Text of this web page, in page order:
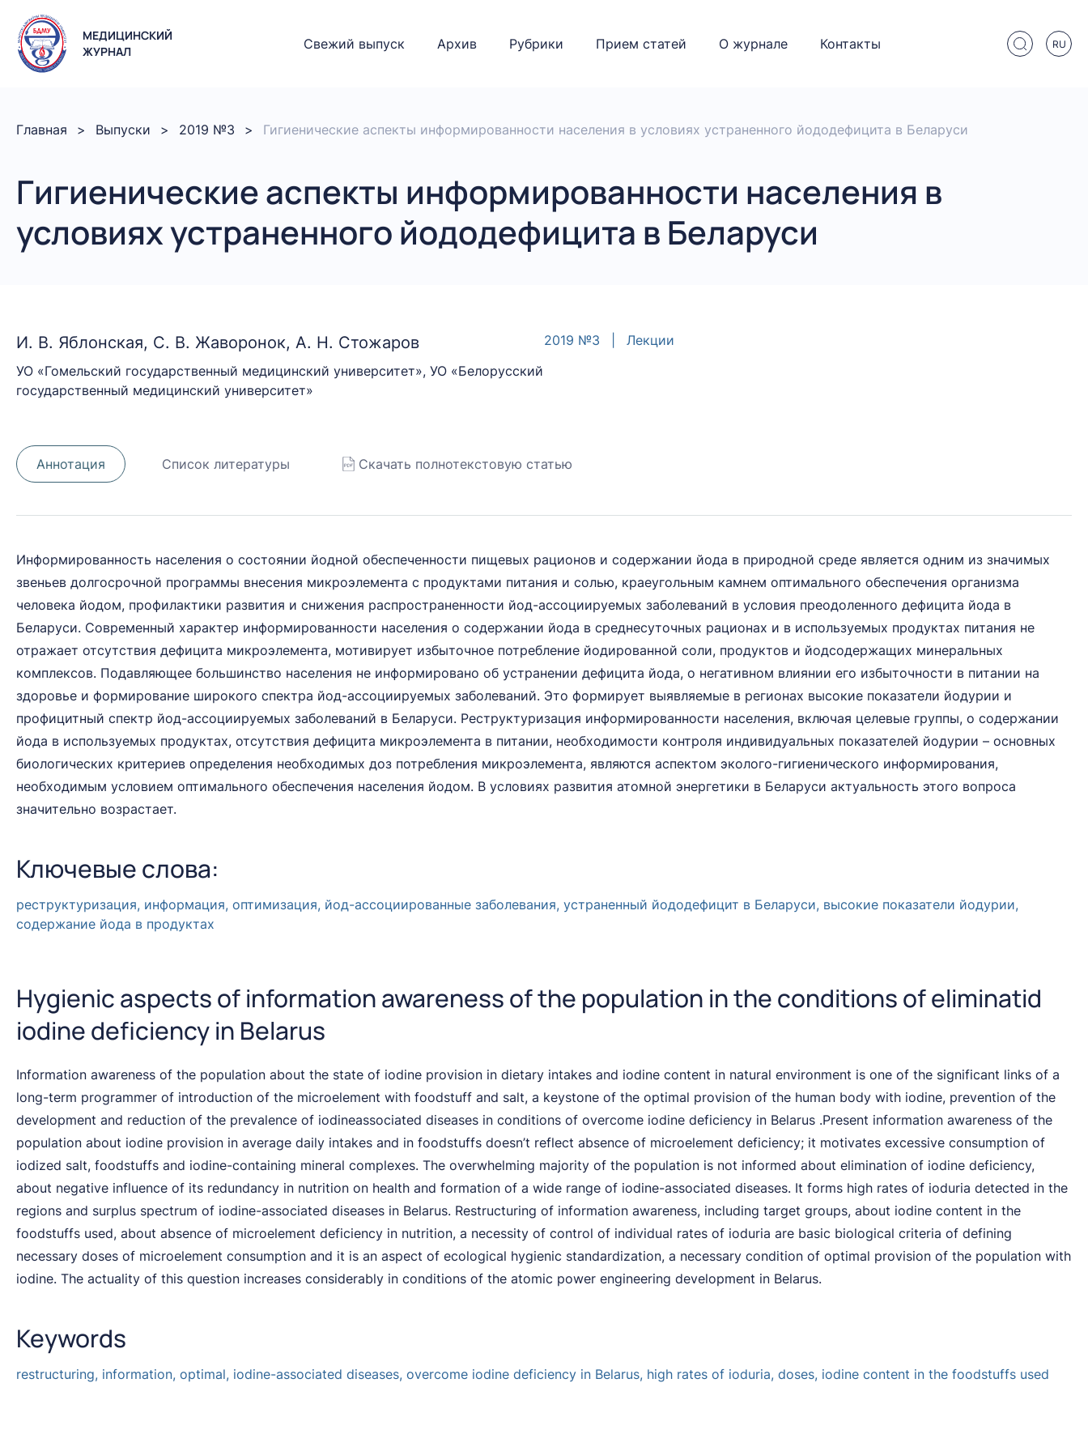
МЕДИЦИНСКИЙ
ЖУРНАЛ
Свежий выпуск Архив Рубрики Прием статей О журнале Контакты RU
Главная Выпуски 2019 №3 Гигиенические аспекты информированности населения в условиях устраненного йододефицита в Беларуси
Гигиенические аспекты информированности населения в
условиях устраненного йододефицита в Беларуси
И. В. Яблонская, С. В. Жаворонок, А. Н. Стожаров
УО «Гомельский государственный медицинский университет», УО «Белорусский
государственный медицинский университет»
2019 №3 Лекции
Аннотация Список литературы Скачать полнотекстовую статью
Информированность населения о состоянии йодной обеспеченности пищевых рационов и содержании йода в природной среде является одним из значимых
звеньев долгосрочной программы внесения микроэлемента с продуктами питания и солью, краеугольным камнем оптимального обеспечения организма
человека йодом, профилактики развития и снижения распространенности йод-ассоциируемых заболеваний в условия преодоленного дефицита йода в
Беларуси. Современный характер информированности населения о содержании йода в среднесуточных рационах и в используемых продуктах питания не
отражает отсутствия дефицита микроэлемента, мотивирует избыточное потребление йодированной соли, продуктов и йодсодержащих минеральных
комплексов. Подавляющее большинство населения не информировано об устранении дефицита йода, о негативном влиянии его избыточности в питании на
здоровье и формирование широкого спектра йод-ассоциируемых заболеваний. Это формирует выявляемые в регионах высокие показатели йодурии и
профицитный спектр йод-ассоциируемых заболеваний в Беларуси. Реструктуризация информированности населения, включая целевые группы, о содержании
йода в используемых продуктах, отсутствия дефицита микроэлемента в питании, необходимости контроля индивидуальных показателей йодурии – основных
биологических критериев определения необходимых доз потребления микроэлемента, являются аспектом эколого-гигиенического информирования,
необходимым условием оптимального обеспечения населения йодом. В условиях развития атомной энергетики в Беларуси актуальность этого вопроса
значительно возрастает.
Ключевые слова:
реструктуризация, информация, оптимизация, йод-ассоциированные заболевания, устраненный йододефицит в Беларуси, высокие показатели йодурии,
содержание йода в продуктах
Hygienic aspects of information awareness of the population in the conditions of eliminatid
iodine deficiency in Belarus
Information awareness of the population about the state of iodine provision in dietary intakes and iodine content in natural environment is one of the significant links of a
long-term programmer of introduction of the microelement with foodstuff and salt, a keystone of the optimal provision of the human body with iodine, prevention of the
development and reduction of the prevalence of iodineassociated diseases in conditions of overcome iodine deficiency in Belarus .Present information awareness of the
population about iodine provision in average daily intakes and in foodstuffs doesn’t reflect absence of microelement deficiency; it motivates excessive consumption of
iodized salt, foodstuffs and iodine-containing mineral complexes. The overwhelming majority of the population is not informed about elimination of iodine deficiency,
about negative influence of its redundancy in nutrition on health and formation of a wide range of iodine-associated diseases. It forms high rates of ioduria detected in the
regions and surplus spectrum of iodine-associated diseases in Belarus. Restructuring of information awareness, including target groups, about iodine content in the
foodstuffs used, about absence of microelement deficiency in nutrition, a necessity of control of individual rates of ioduria are basic biological criteria of defining
necessary doses of microelement consumption and it is an aspect of ecological hygienic standardization, a necessary condition of optimal provision of the population with
iodine. The actuality of this question increases considerably in conditions of the atomic power engineering development in Belarus.
Keywords
restructuring, information, optimal, iodine-associated diseases, overcome iodine deficiency in Belarus, high rates of ioduria, doses, iodine content in the foodstuffs used